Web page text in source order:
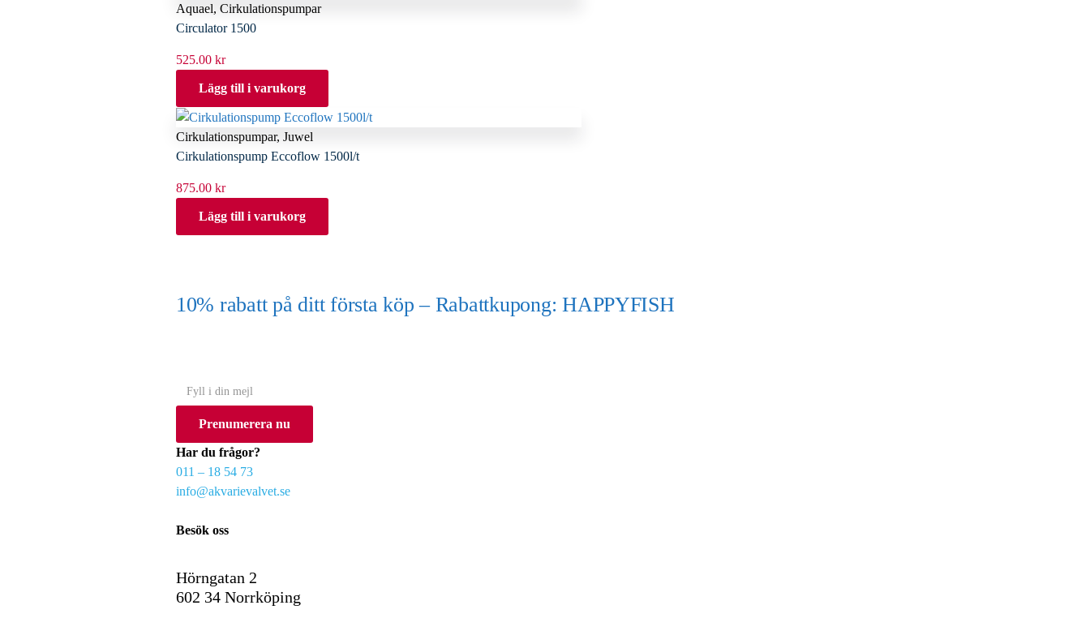
Aquael, Cirkulationspumpar
Circulator 1500
525.00 kr
Lägg till i varukorg
Cirkulationspumpar, Juwel
Cirkulationspump Eccoflow 1500l/t
875.00 kr
Lägg till i varukorg
10% rabatt på ditt första köp – Rabattkupong: HAPPYFISH
o
r
Prenumerera nu
Har du frågor?
011 – 18 54 73
info@akvarievalvet.se
Besök oss
Hörngatan 2
602 34 Norrköping